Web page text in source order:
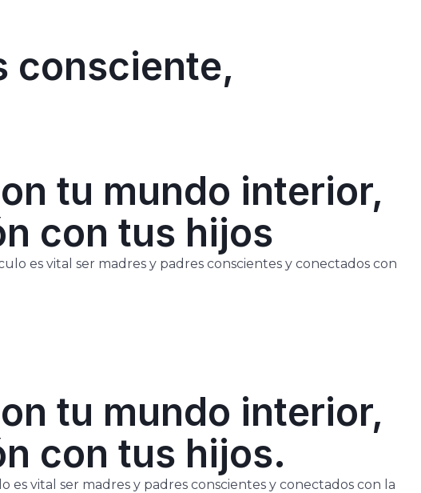
consciente,
tu mundo interior,
con tus hijos
es vital ser madres y padres conscientes y conectados con
tu mundo interior,
con tus hijos.
vital ser madres y padres conscientes y conectados con la